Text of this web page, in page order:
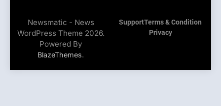
Newsmatic - News
WordPress Theme 2026.
Powered By
BlazeThemes.
SupportTerms & Condition
Privacy